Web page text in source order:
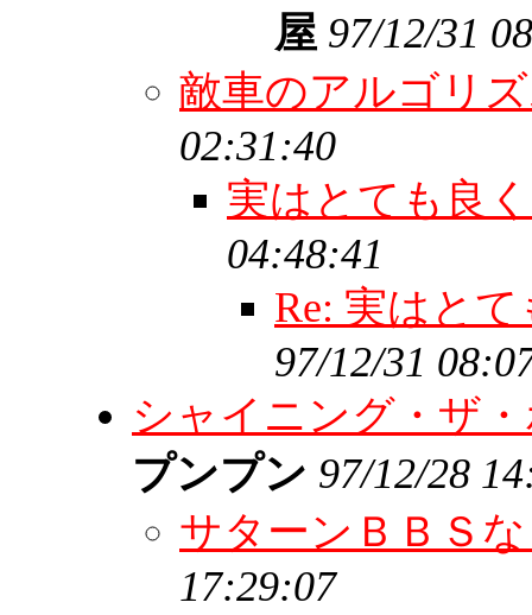
屋 97/12/31
敵車のアルゴリ
02:31:40
実はとても良
04:48:41
Re: 実はと
97/12/31
シャイニング・ザ
プンプン 97/12/28
サターンＢＢＳ
17:29:07